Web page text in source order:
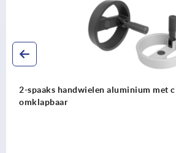
2-spaaks handwielen aluminium met
omklapbaar